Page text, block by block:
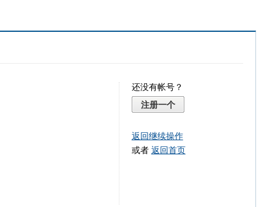
还没有帐号？
注册一个
返回继续操作
或者 返回首页